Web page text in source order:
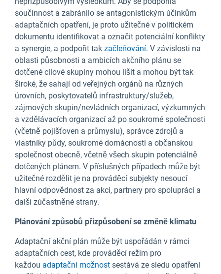
součinnost a zabránilo se antagonistickým účinkům
adaptačních opatření, je proto užitečné v politickém
dokumentu identifikovat a označit potenciální konflikty
a synergie, a podpořit tak začleňování. V závislosti na
oblasti působnosti a ambicích akčního plánu se
dotčené cílové skupiny mohou lišit a mohou být tak
široké, že sahají od veřejných orgánů na různých
úrovních, poskytovatelů infrastruktury/služeb,
zájmových skupin/nevládních organizací, výzkumných
a vzdělávacích organizací až po soukromé společnosti
(včetně pojišťoven a průmyslu), správce zdrojů a
vlastníky půdy, soukromé domácnosti a občanskou
společnost obecně, včetně všech skupin potenciálně
dotčených plánem. V příslušných případech může být
užitečné rozdělit je na prováděcí subjekty nesoucí
hlavní odpovědnost za akci, partnery pro spolupráci a
další zúčastněné strany.
Plánování způsobů přizpůsobení se změně klimatu
Adaptační akční plán může být uspořádán v rámci
adaptačních cest, kde prováděcí režim pro
každou adaptační možnost sestává ze sledu opatření